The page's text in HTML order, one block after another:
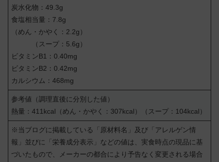
炭水化物：49.3g
食塩相当量：7.8g
（めん・かやく：2.2g）
（スープ：5.6g）
ビタミンB1：0.40mg
ビタミンB2：0.42mg
カルシウム：468mg
参考値（調理直後に分別した値）
熱量：411kcal（めん・かやく：307kcal）（スープ：104kcal）
※当ブログに掲載している「原材料名」及び「アレルゲン情
報」並びに「栄養成分表示」などの値は、実食時点の現品に基
づいたもので、メーカーの都合により予告なく変更される場合